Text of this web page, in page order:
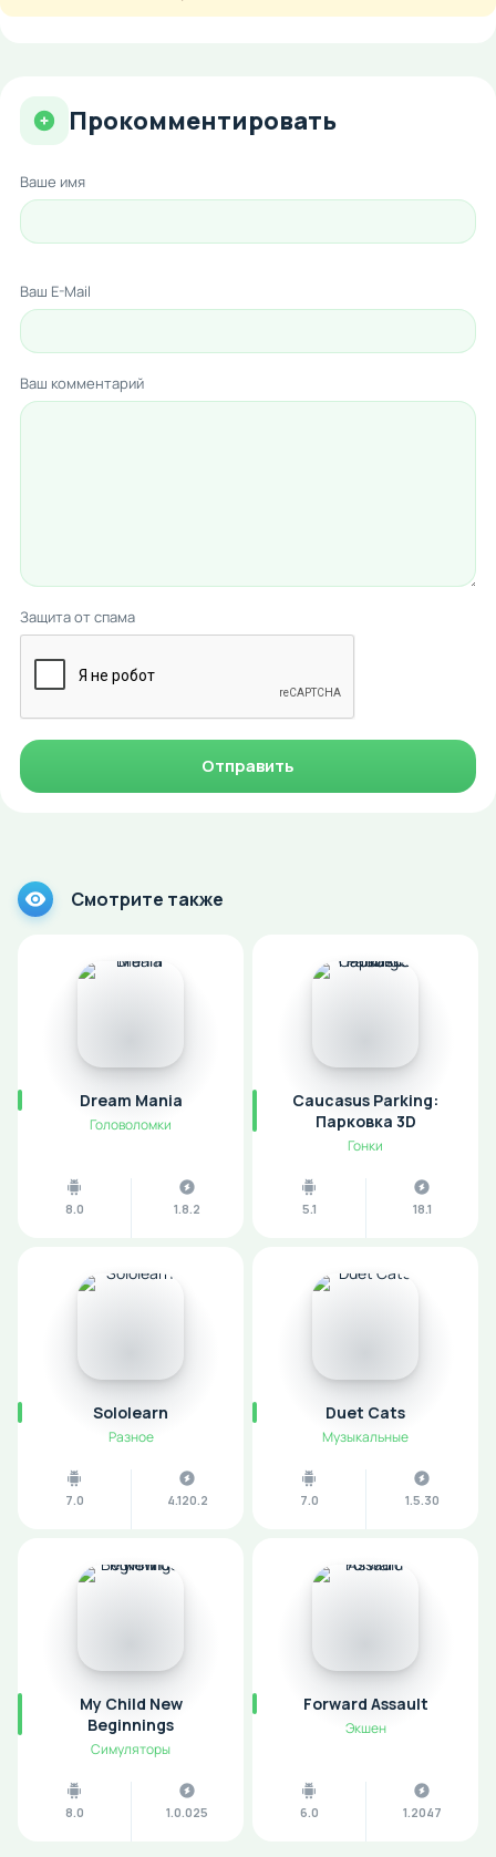
Прокомментировать
Ваше имя
Ваш E-Mail
Ваш комментарий
Защита от спама
Отправить
Смотрите также
Dream Mania
Головоломки
8.0 1.8.2
Caucasus Parking:
Парковка 3D
Гонки
5.1 18.1
Sololearn
Разное
7.0 4.120.2
Duet Cats
Музыкальные
7.0 1.5.30
My Child New
Beginnings
Симуляторы
8.0 1.0.025
Forward Assault
Экшен
6.0 1.2047